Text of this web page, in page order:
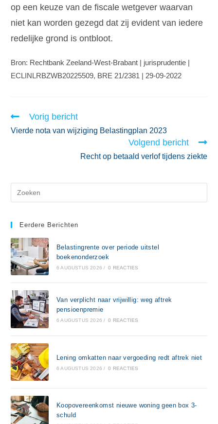
op een keuze van de fiscale wetgever waarvan
niet kan worden gezegd dat zij evident van iedere
redelijke grond is ontbloot.
Bron: Rechtbank Zeeland-West-Brabant | jurisprudentie |
ECLINLRBZWB20225509, BRE 21/2381 | 29-09-2022
Vorig bericht
Vierde nota van wijziging Belastingplan 2023
Volgend bericht
Recht op betaald verlof tijdens ziekte
Eerdere Berichten
Belastingrente over periode uitstel
boekenonderzoek
6 AUGUSTUS 2026 / 0 REACTIES
Van verplicht naar vrijwillig: weg aftrek
pensioenpremie
6 AUGUSTUS 2026 / 0 REACTIES
Lening omkatten naar vergoeding redt aftrek niet
6 AUGUSTUS 2026 / 0 REACTIES
Koopovereenkomst nieuwe woning geen box 3-
schuld